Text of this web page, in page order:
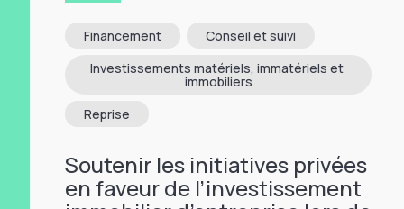
Financement
Conseil et suivi
Investissements matériels, immatériels et
immobiliers
Reprise
Soutenir les initiatives privées
en faveur de l’investissement